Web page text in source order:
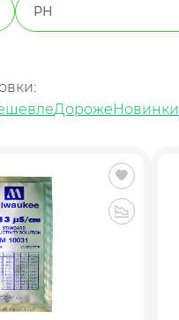
РН
ДорожеНовинки